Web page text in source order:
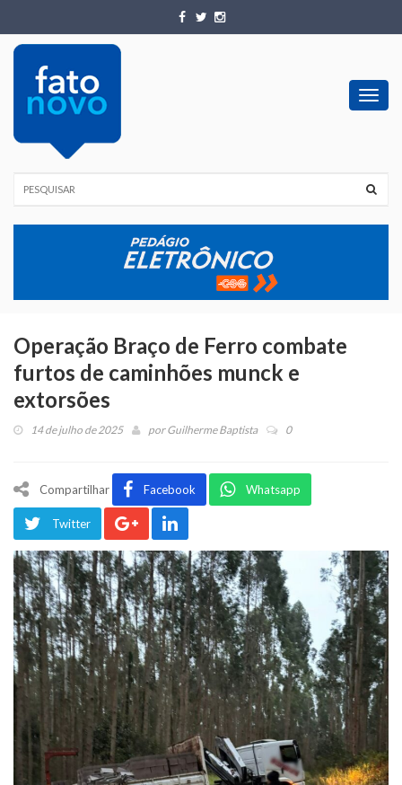
Operação Braço de Ferro combate
furtos de caminhões munck e
extorsões
14 de julho de 2025 porGuilherme Baptista 0
Compartilhar Facebook Whatsapp
Twitter